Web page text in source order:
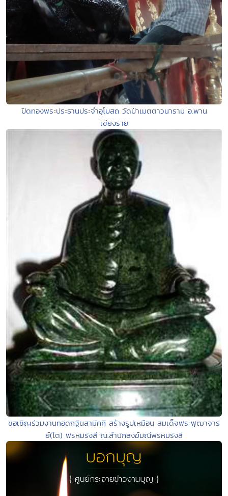
ปิดทองพระประธานประจำอุโบสถ วัดป่าเมตตาวนาราม อ.พาน
เชียงราย
ขอเชิญร่วมงานทอดกฐินสามัคคี สร้างรูปเหมือน สมเด็จพระพุฒาจาร
ย์(โต) พรหมรังสี ณ.สำนักสงฆ์มณีพรหมรังสี